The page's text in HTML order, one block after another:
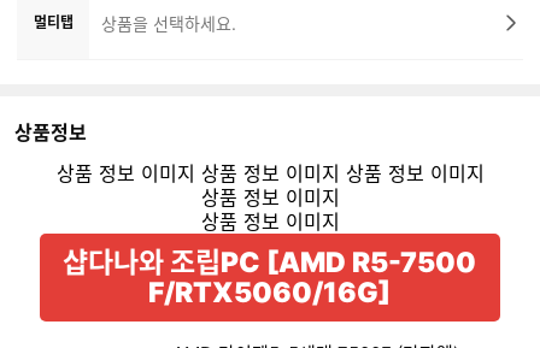
멀티탭 상품을 선택하세요.
상품정보
샵다나와 조립PC [AMD R5-7500
F/RTX5060/16G]